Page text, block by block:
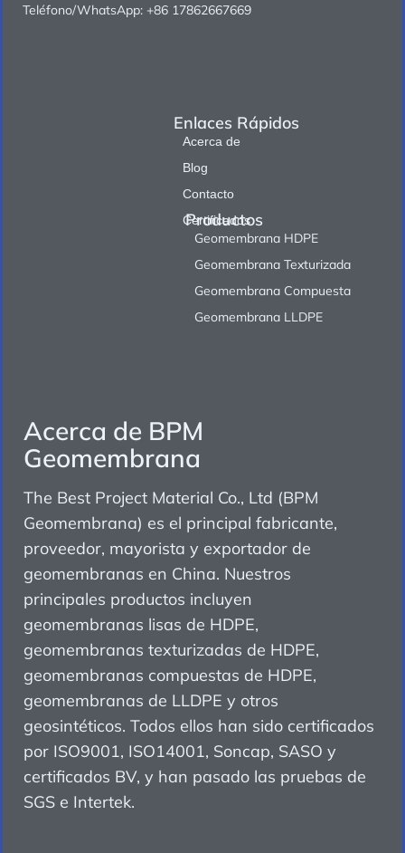
Acerca de BPM
Geomembrana
The Best Project Material Co., Ltd (BPM
Geomembrana) es el principal fabricante,
proveedor, mayorista y exportador de
geomembranas en China. Nuestros
principales productos incluyen
geomembranas lisas de HDPE,
geomembranas texturizadas de HDPE,
geomembranas compuestas de HDPE,
geomembranas de LLDPE y otros
geosintéticos. Todos ellos han sido certificados
por ISO9001, ISO14001, Soncap, SASO y
certificados BV, y han pasado las pruebas de
SGS e Intertek.
Enlaces Rápidos
Acerca de
Blog
Contacto
Certificados
Productos
Geomembrana HDPE
Geomembrana Texturizada
Geomembrana Compuesta
Geomembrana LLDPE
Teléfono/WhatsApp: +86 17862667669